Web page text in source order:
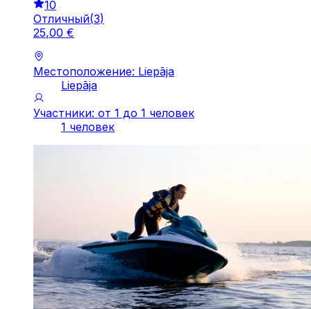
10
Отличный(3)
25,00 €
Местоположение: Liepāja
Liepāja
Участники: от 1 до 1 человек
1 человек